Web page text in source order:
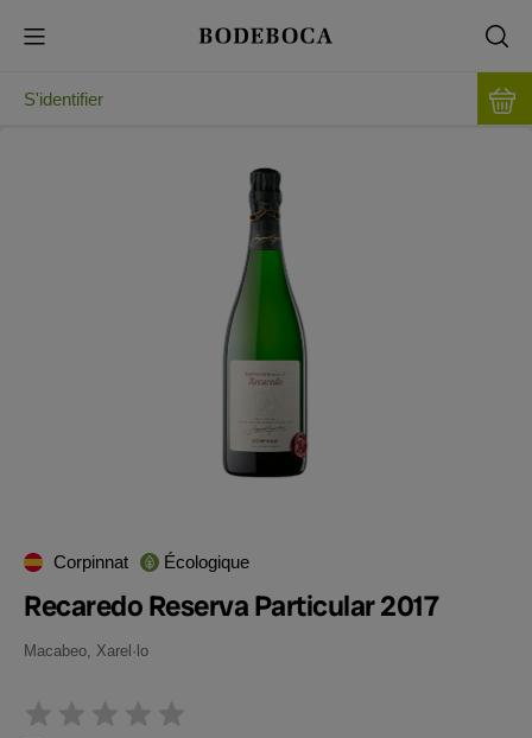
S'identifier
Corpinnat Écologique
Recaredo Reserva Particular 2017
Macabeo, Xarel·lo